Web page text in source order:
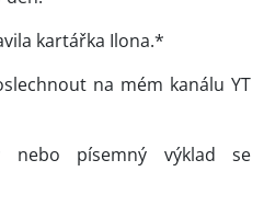
kartářka Ilona.*
na mém kanálu YT
nebo písemný výklad se